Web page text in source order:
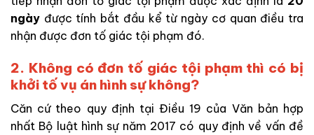
ngày được tính bắt đầu kể từ ngày cơ quan điều tra
nhận được đơn tố giác tội phạm đó.
2. Không có đơn tố giác tội phạm thì có bị
khởi tố vụ án hình sự không?
Căn cứ theo quy định tại Điều 19 của Văn bản hợp
nhất Bộ luật hình sự năm 2017 có quy định về vấn đề